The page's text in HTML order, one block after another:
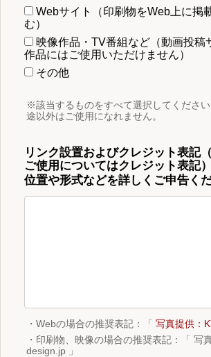
Webサイト（印刷物をWeb上に掲
む）
映像作品・TV番組など（動画投稿
作品にはご使用いただけません）
その他
※該当するものをすべて選択してくださ
途以外はご使用になれません。
リンク設置およびクレジット表記
ご使用についてはクレジット表記
位置や形式などを詳しくご申告く
・Webの場合の推奨表記：「 写真提供：
・印刷物、映像の場合の推奨表記：「 写
design.jp 」